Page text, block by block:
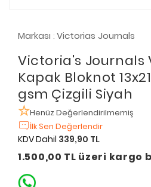
Markası : Victorias Journals
Victoria's Journals
Kapak Bloknot
gsm Çizgili Siyah
Henüz Değerlendirilmemiş
İlk Sen Değerlendir
KDV Dahil 339,90 TL
1.500,00 TL üzeri kargo